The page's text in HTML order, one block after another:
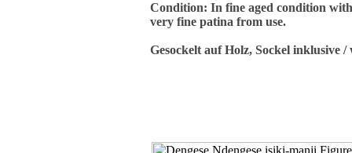
Condition: In fine aged condition with
very fine patina from use.
Gesockelt auf Holz, Sockel inklusive